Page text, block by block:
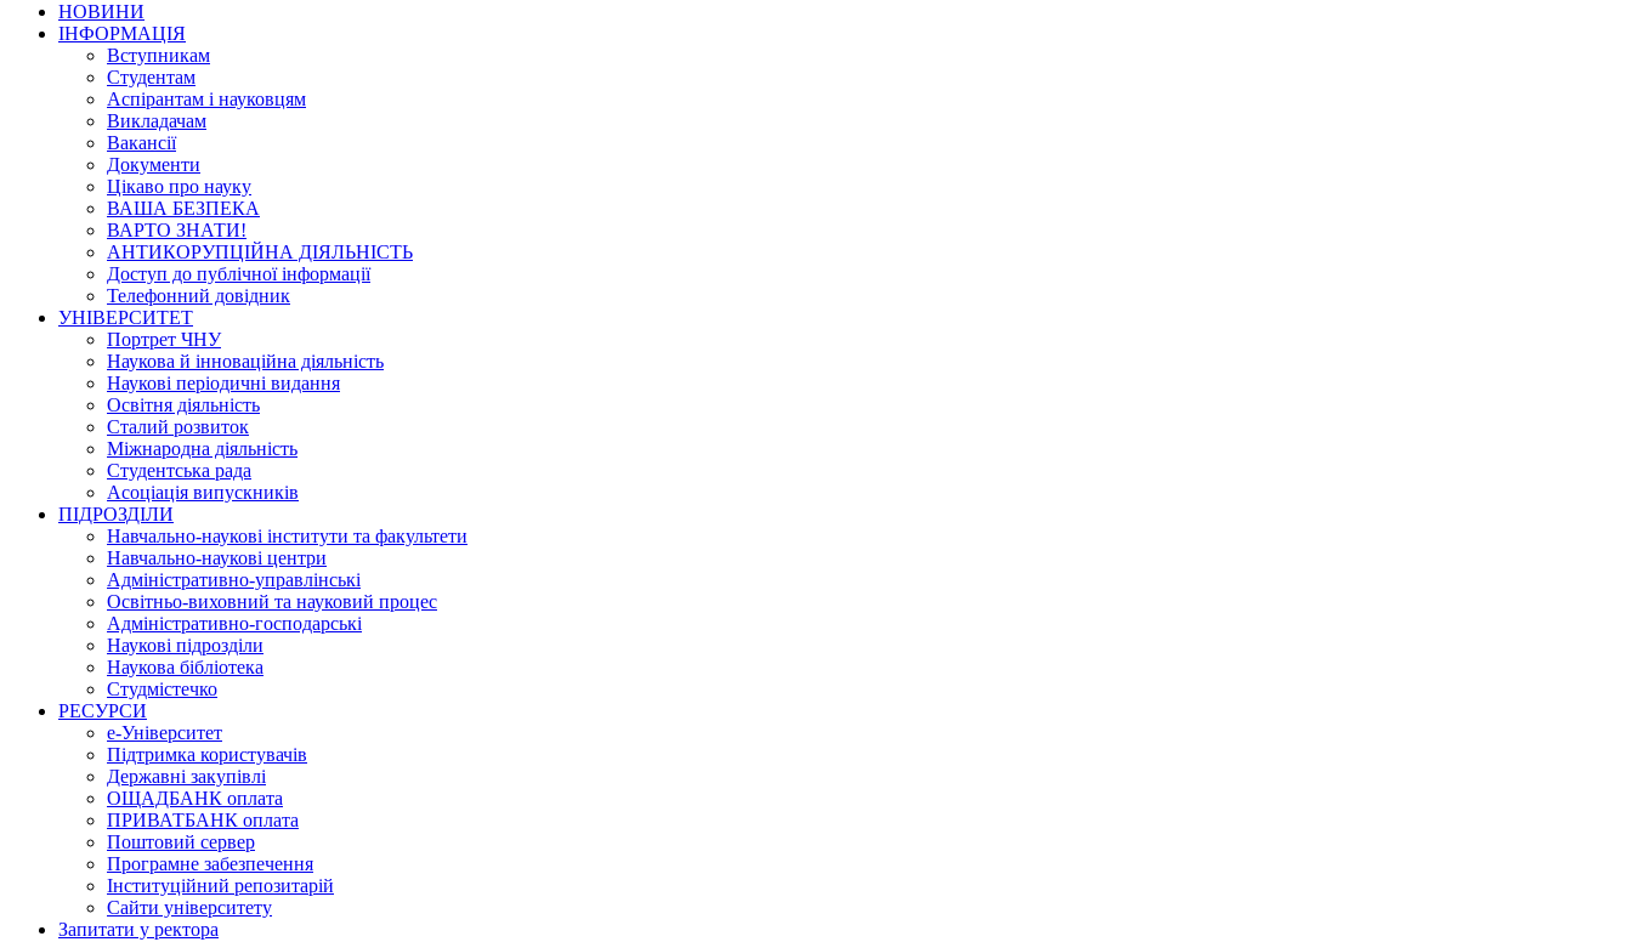
НОВИНИ
ІНФОРМАЦІЯ
Вступникам
Студентам
Аспірантам і науковцям
Викладачам
Вакансії
Документи
Цікаво про науку
ВАША БЕЗПЕКА
ВАРТО ЗНАТИ!
АНТИКОРУПЦІЙНА ДІЯЛЬНІСТЬ
Доступ до публічної інформації
Телефонний довідник
УНІВЕРСИТЕТ
Портрет ЧНУ
Наукова й інноваційна діяльність
Наукові періодичні видання
Освітня діяльність
Сталий розвиток
Міжнародна діяльність
Студентська рада
Асоціація випускників
ПІДРОЗДІЛИ
Навчально-наукові інститути та факультети
Навчально-наукові центри
Адміністративно-управлінські
Освітньо-виховний та науковий процес
Адміністративно-господарські
Наукові підрозділи
Наукова бібліотека
Студмістечко
РЕСУРСИ
е-Університет
Підтримка користувачів
Державні закупівлі
ОЩАДБАНК оплата
ПРИВАТБАНК оплата
Поштовий сервер
Програмне забезпечення
Інституційний репозитарій
Сайти університету
Запитати у ректора